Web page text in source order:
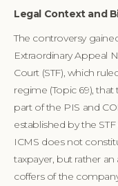
Legal Context and
The controversy
Extraordinary Appeal
Court (STF), which
regime (Topic 69),
part of the PIS and
established by the
ICMS does not
taxpayer, but rather
coffers of the